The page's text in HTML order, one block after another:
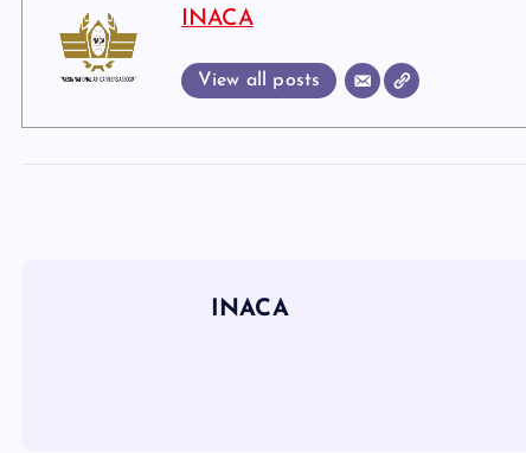
INACA
View all posts
INACA